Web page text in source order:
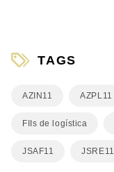
TAGS
AZIN11 AZPL11
FIIs de logística
JSAF11 JSRE11